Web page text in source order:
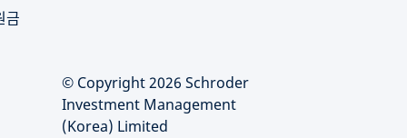
금
© Copyright 2026 Schroder
Investment Management
(Korea) Limited